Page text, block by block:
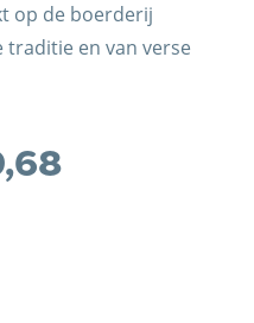
op de boerderij
traditie en van verse
Prijsklasse: